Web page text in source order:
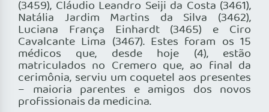
(3459), Cláudio Leandro Seiji da Costa (3461),
Natália Jardim Martins da Silva (3462),
Luciana França Einhardt (3465) e Ciro
Cavalcante Lima (3467). Estes foram os 15
médicos que, desde hoje (4), estão
matriculados no Cremero que, ao final da
cerimônia, serviu um coquetel aos presentes
– maioria parentes e amigos dos novos
profissionais da medicina.